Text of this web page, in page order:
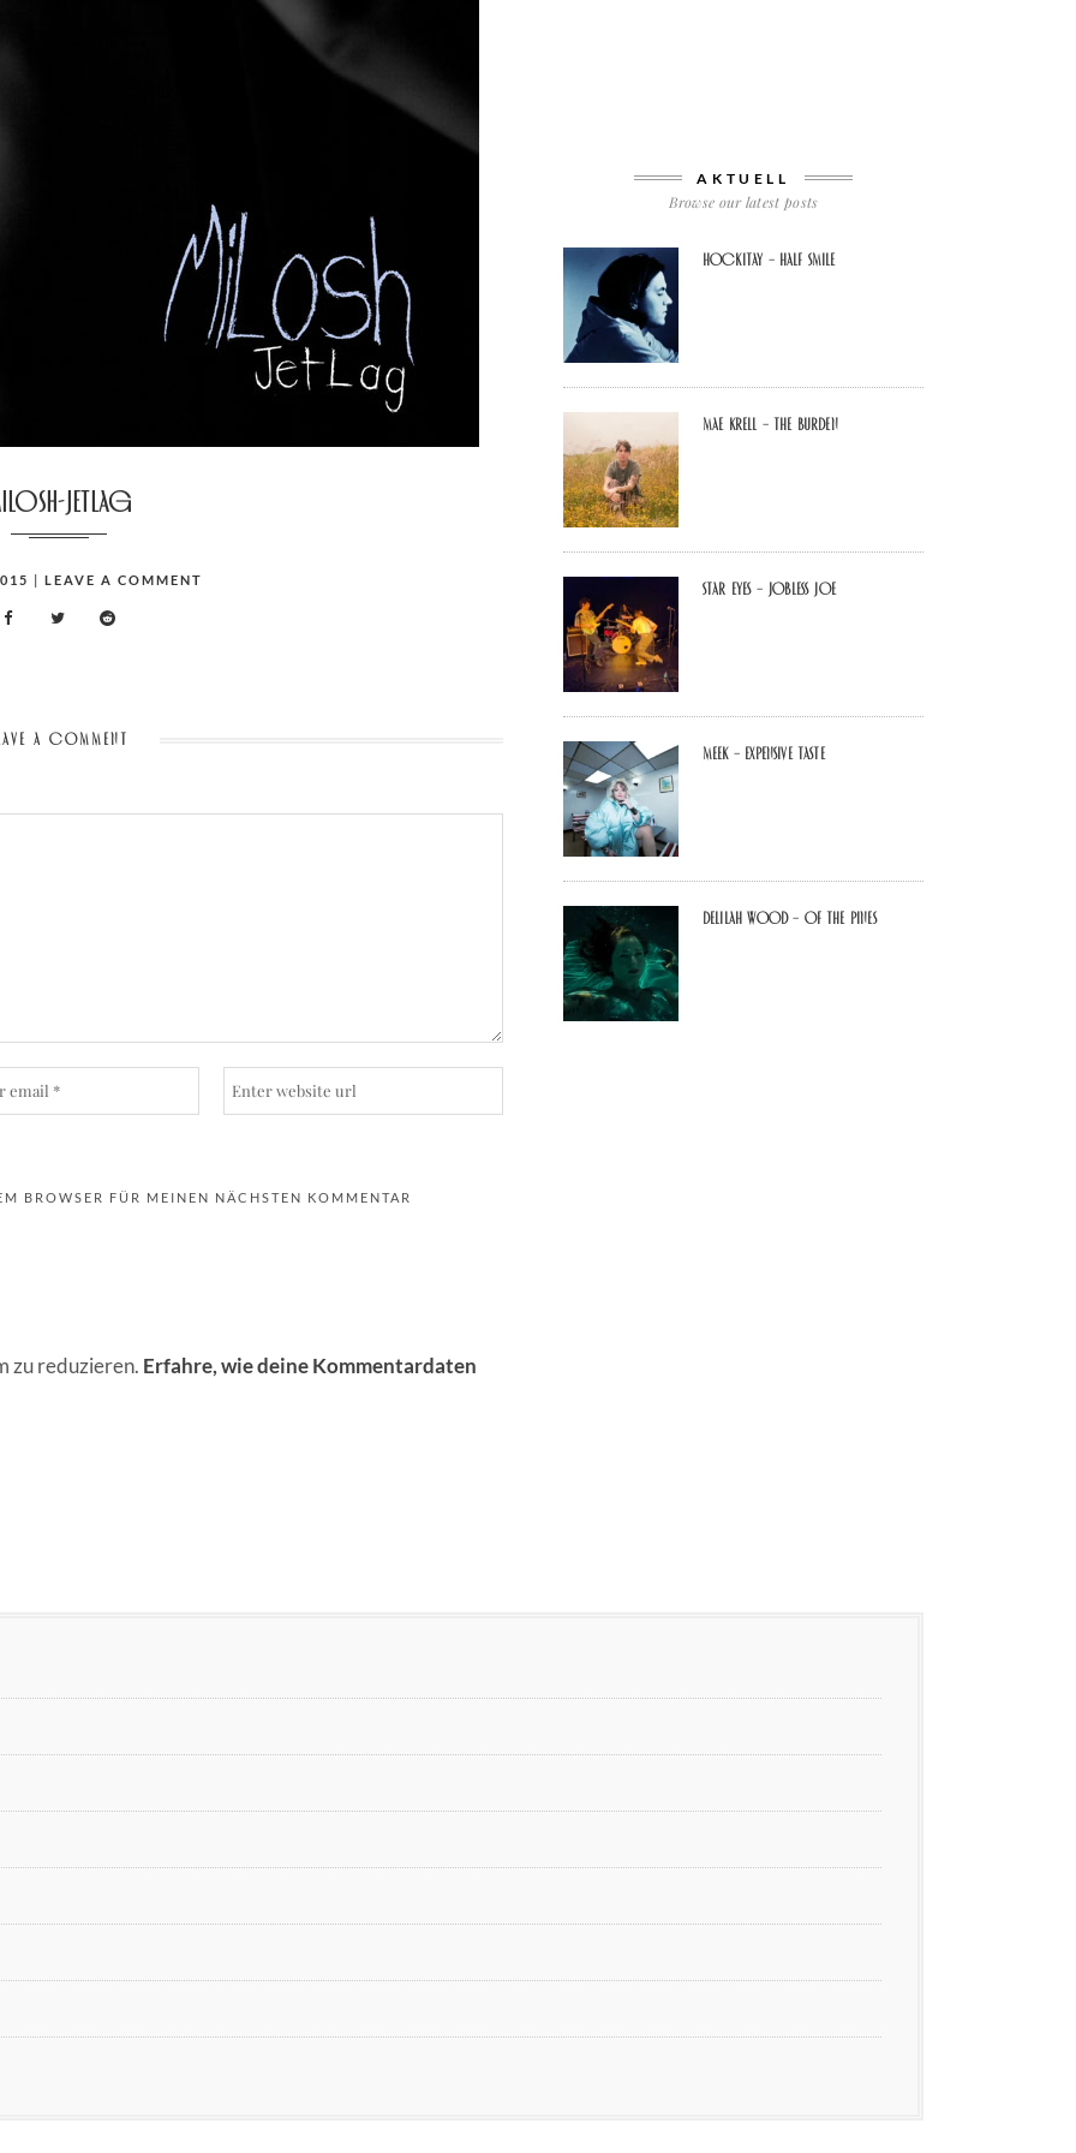
Jetlag
| LEAVE A COMMENT
JETLAG
A COMMENT
BROWSER FÜR MEINEN NÄCHSTEN KOMMENTAR
zu reduzieren. Erfahre, wie deine Kommentardaten
AKTUELL
Browse our latest posts
Hockitay – half smile
Mae Krell – the burden
Star Eyes – Jobless Joe
MEEK – Expensive Taste
Delilah Wood – of the pines